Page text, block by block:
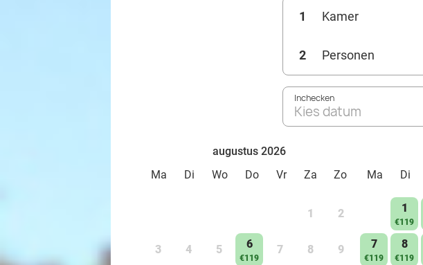
1 Kamer
2 Personen
Inchecken
Kies datum
augustus 2026
Ma
Di Wo Do Vr Za Zo
1 2
3 4 5 6
€119
7 8 9
Ma
Di
1
€119
7
€119
8
€119